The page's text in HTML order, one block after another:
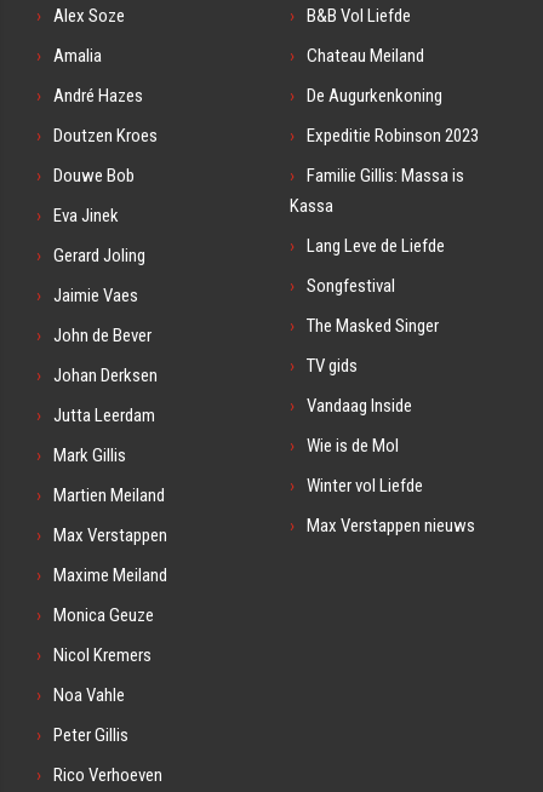
Alex Soze
Amalia
André Hazes
Doutzen Kroes
Douwe Bob
Eva Jinek
Gerard Joling
Jaimie Vaes
John de Bever
Johan Derksen
Jutta Leerdam
Mark Gillis
Martien Meiland
Max Verstappen
Maxime Meiland
Monica Geuze
Nicol Kremers
Noa Vahle
Peter Gillis
Rico Verhoeven
B&B Vol Liefde
Chateau Meiland
De Augurkenkoning
Expeditie Robinson 2023
Familie Gillis: Massa is
Kassa
Lang Leve de Liefde
Songfestival
The Masked Singer
TV gids
Vandaag Inside
Wie is de Mol
Winter vol Liefde
Max Verstappen nieuws